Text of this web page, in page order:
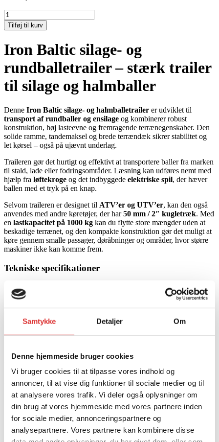
Samtykke Detaljer Om
Denne hjemmeside bruger cookies
Vi bruger cookies til at tilpasse vores indhold og
annoncer, til at vise dig funktioner til sociale medier og til
at analysere vores trafik. Vi deler også oplysninger om
din brug af vores hjemmeside med vores partnere inden
for sociale medier, annonceringspartnere og
analysepartnere. Vores partnere kan kombinere disse
IRON
BALTIC
SILAGE-
BALLETRAILER
antal
Tilføj til kurv
Iron Baltic silage- og
rundballetrailer – stærk trailer
til silage og halmballer
Denne Iron Baltic silage- og halmballetrailer er udviklet til
transport af rundballer og ensilage og kombinerer robust
konstruktion, høj lasteevne og fremragende terrænegenskaber. Den
solide ramme, tandemaksel og brede terrændæk sikrer stabilitet og
let kørsel – også på ujævnt underlag.
Traileren gør det hurtigt og effektivt at transportere baller fra marken
til stald, lade eller fodringsområder. Læsning kan udføres nemt med
hjælp fra løftekroge og det indbyggede elektriske spil, der hæver
ballen med et tryk på en knap.
Selvom traileren er designet til ATV’er og UTV’er, kan den også
anvendes med andre køretøjer, der har50 mm / 2″ kugletræk. Med
en lastkapacitet på 1000 kg kan du flytte store mængder uden at
beskadige terrænet, og den kompakte konstruktion gør det muligt at
køre gennem smalle passager, døråbninger og områder, hvor større
maskiner ikke kan komme frem.
Tekniske specifikationer
Dimensioner:
L 2665 mm x B 1625 mm x H 1185 mm
Vægt:175 kg
valg tillandbrug, stutterier og maskinstationer
konstruktion, høj stabilitet og brugervenlig betjening
en pålidelig hjælp i det daglige arbejde – året rundt.
Redskaber og tilbehør
IRON BALTIC SILAGE- OG